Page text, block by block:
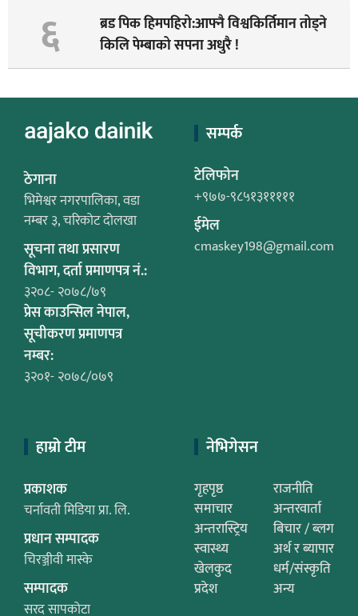
६
ब्रड पिक हिमपहिरो:आफ्नै विश्वकिर्तिमान तोड्ने
किलि पेम्बाको सपना अधुरै !
ठेगाना
भिमेश्वर नगरपालिका, वडा
नम्बर ३, चरिकोट दोलखा
सूचना तथा प्रसारण
विभाग, दर्ता प्रमाणपत्र नं.:
३२०८- २०७८/७९
प्रेस काउन्सिल नेपाल,
सूचीकरण प्रमाणपत्र
नम्बर:
३२०१- २०७८/०७९
सम्पर्क
टेलिफोन
+९७७-९८५१३१११११
ईमेल
cmaskey198@gmail.com
हाम्रो टीम
प्रकाशक
चर्नावती मिडिया प्रा. लि.
प्रधान सम्पादक
चिरञ्जीवी मास्के
सम्पादक
सरद सापकोटा
नेभिगेसन
गृहपृष्ठ
राजनीति
समाचार
अन्तरवार्ता
अन्तरास्ट्रिय
बिचार / ब्लग
स्वास्थ्य
अर्थ र ब्यापार
खेलकुद
धर्म/संस्कृति
प्रदेश
अन्य